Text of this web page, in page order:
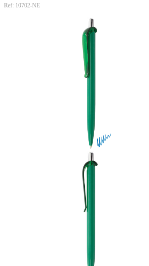
Ref: 10702-NE